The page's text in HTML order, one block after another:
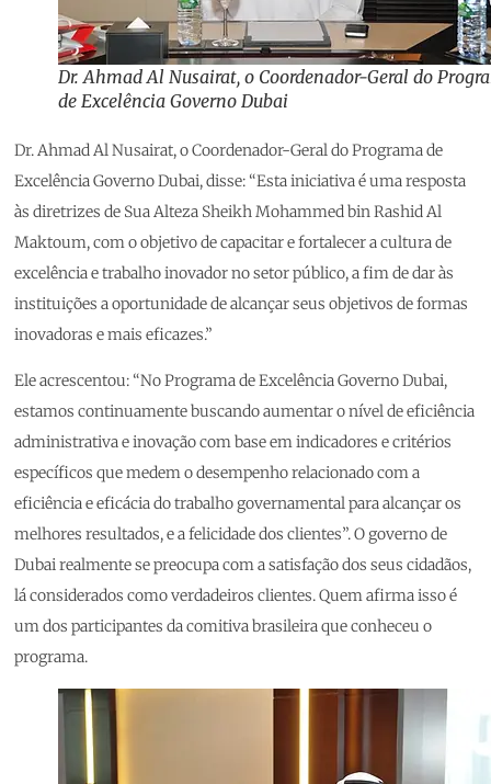
Dr. Ahmad Al Nusairat, o Coordenador-Geral do
de Excelência Governo Dubai
Dr. Ahmad Al Nusairat, o Coordenador-Geral do Programa de
Excelência Governo Dubai, disse: “Esta iniciativa é uma resposta
às diretrizes de Sua Alteza Sheikh Mohammed bin Rashid Al
Maktoum, com o objetivo de capacitar e fortalecer a cultura de
excelência e trabalho inovador no setor público, a fim de dar às
instituições a oportunidade de alcançar seus objetivos de formas
inovadoras e mais eficazes.”
Ele acrescentou: “No Programa de Excelência Governo Dubai,
estamos continuamente buscando aumentar o nível de eficiência
administrativa e inovação com base em indicadores e critérios
específicos que medem o desempenho relacionado com a
eficiência e eficácia do trabalho governamental para alcançar os
melhores resultados, e a felicidade dos clientes”. O governo de
Dubai realmente se preocupa com a satisfação dos seus cidadãos,
lá considerados como verdadeiros clientes. Quem afirma isso é
um dos participantes da comitiva brasileira que conheceu o
programa.